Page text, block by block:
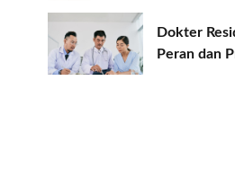
Dokter
Peran dan